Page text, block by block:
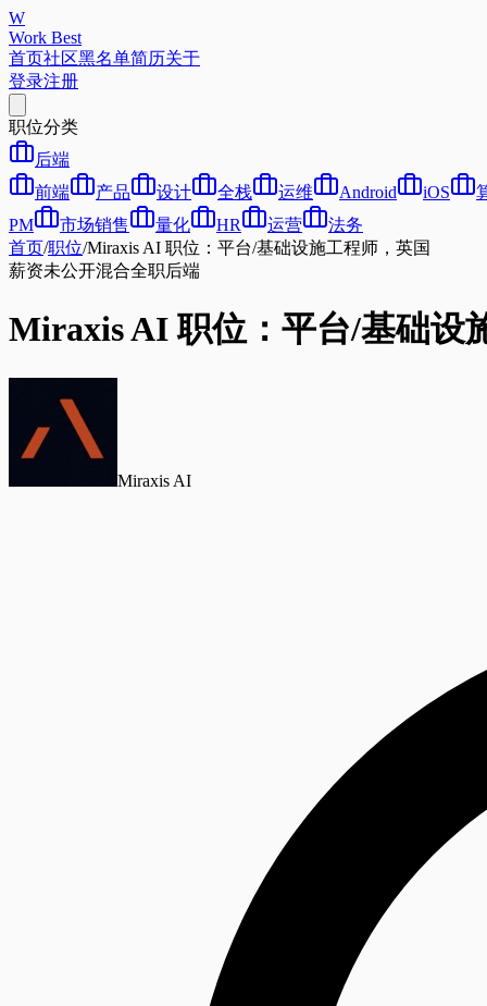
W
Work Best
首页社区黑名单简历关于
登录注册
职位分类
后端
前端
产品 设计 全栈 运维 Android iOS
PM
市场销售 量化 HR 运营
法务
首页/职位/Miraxis AI 职位：平台/基础设施工程师，英国
薪资未公开混合全职后端
Miraxis AI 职位：平台/基础设
Miraxis AI